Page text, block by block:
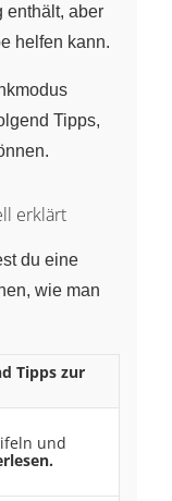
enthält, aber
helfen kann.
Tipps,
erklärt
du eine
wie man
Tipps zur
und